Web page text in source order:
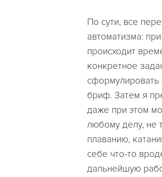
По сути, все
автоматизма:
происходит
конкретное
сформулировать
бриф. Затем я
даже при этом
любому делу, не
плаванию,
себе что-то
дальнейшую